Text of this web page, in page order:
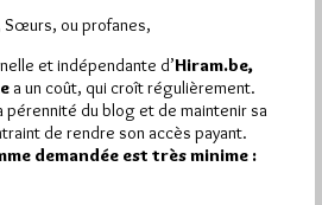
Hiram.be a reçu1 672 visites
lues (Source : Pirsch.io)
Plus d’informations
Sœurs, ou profanes,
et indépendante d’Hiram.be,
a un coût, qui croît régulièrement.
pérennité du blog et de maintenir sa
de rendre son accès payant.
demandée est très minime :